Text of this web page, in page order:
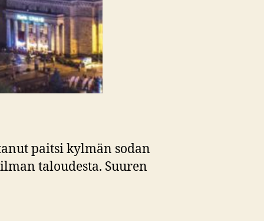
paitsi kylmän sodan
taloudesta. Suuren